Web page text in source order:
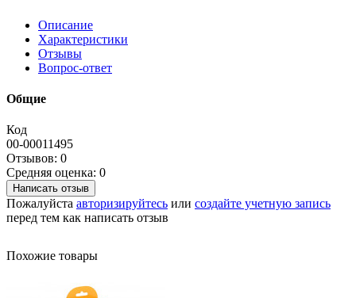
Описание
Характеристики
Отзывы
Вопрос-ответ
Общие
Код
00-00011495
Отзывов: 0
Средняя оценка: 0
Написать отзыв
Пожалуйста авторизируйтесь или создайте учетную запись
перед тем как написать отзыв
Похожие товары